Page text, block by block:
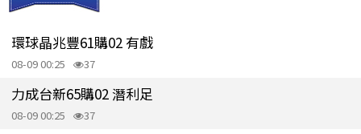
環球晶兆豐61購02 有戲
08-09 00:25 37
力成台新65購02 潛利足
08-09 00:25 37